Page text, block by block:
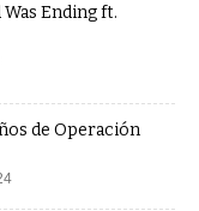
Was Ending ft.
de Operación